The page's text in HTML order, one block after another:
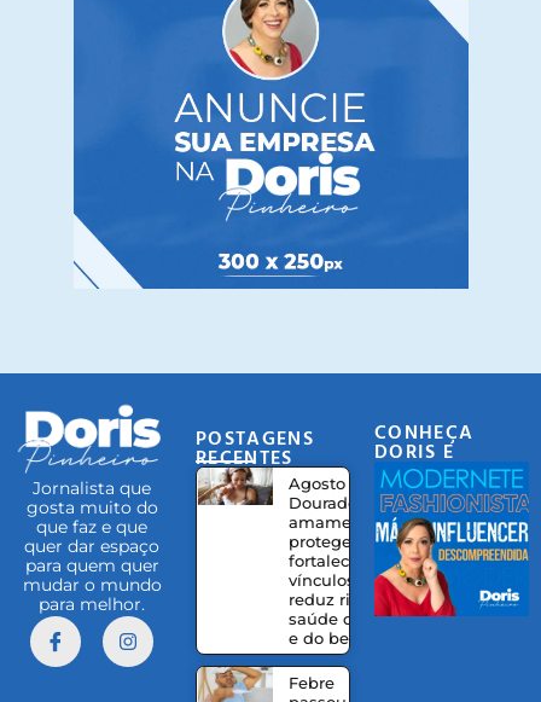
Jornalista que
gosta muito do
que faz e que
quer dar espaço
para quem quer
mudar o mundo
para melhor.
POSTAGENS
RECENTES
Agosto
Dourado:
amamentação
protege,
fortalece
vínculos e
reduz riscos à
saúde da mãe
e do bebê
Febre
CONHEÇA
DORIS E
EQUIPE